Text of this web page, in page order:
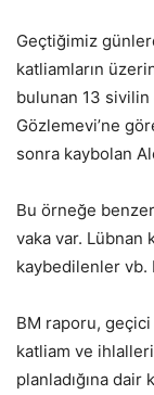
Geçtiğimiz
katliamların
bulunan 13 sivilin
Gözlemevi’ne
sonra kaybolan
Bu örneğe
vaka var. Lübnan
kaybedilenler vb.
BM raporu,
katliam ve
planladığına dair